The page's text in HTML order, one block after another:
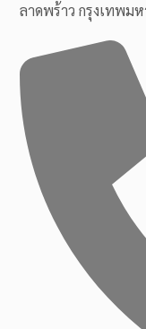
ลาดพร้าว กรุงเทพม